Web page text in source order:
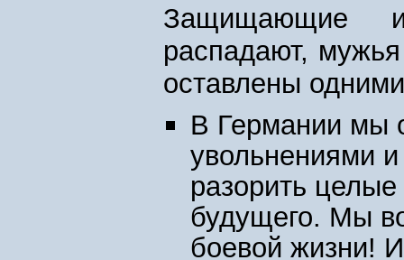
Защищающие
распадают,
оставлены
В Германии мы
увольнениями
разорить
будущего. Мы
боевой жизни!